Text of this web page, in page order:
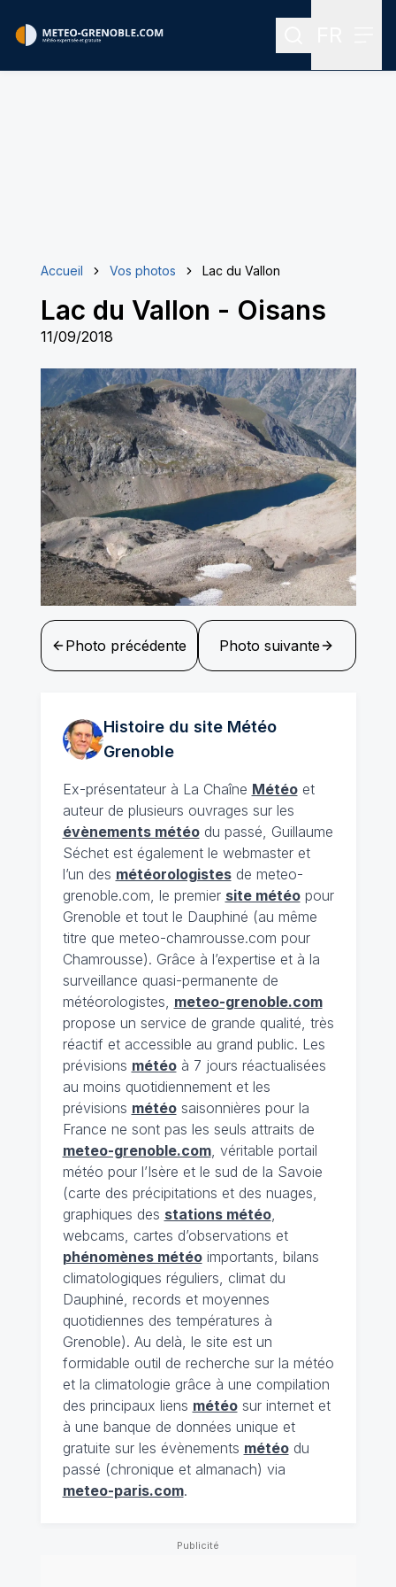
Rechercher
Accueil Vos photos Lac du Vallon
Lac du Vallon - Oisans
11/09/2018
Photo précédente Photo suivante
Histoire du site Météo
Grenoble
Ex-présentateur à La Chaîne Météoet
auteur de plusieurs ouvrages sur les
évènements météodu passé, Guillaume
Séchet est également le webmaster et
l’un des météorologistesde meteo-
grenoble.com, le premier site météopour
Grenoble et tout le Dauphiné (au même
titre que meteo-chamrousse.com pour
Chamrousse). Grâce à l’expertise et à la
surveillance quasi-permanente de
météorologistes, meteo-grenoble.com
propose un service de grande qualité, très
réactif et accessible au grand public. Les
prévisions météoà 7 jours réactualisées
au moins quotidiennement et les
prévisions météosaisonnières pour la
France ne sont pas les seuls attraits de
meteo-grenoble.com, véritable portail
météo pour l’Isère et le sud de la Savoie
(carte des précipitations et des nuages,
graphiques des stations météo,
webcams, cartes d’observations et
phénomènes météoimportants, bilans
climatologiques réguliers, climat du
Dauphiné, records et moyennes
quotidiennes des températures à
Grenoble). Au delà, le site est un
formidable outil de recherche sur la météo
et la climatologie grâce à une compilation
des principaux liens météosur internet et
à une banque de données unique et
gratuite sur les évènements météodu
passé (chronique et almanach) via
meteo-paris.com.